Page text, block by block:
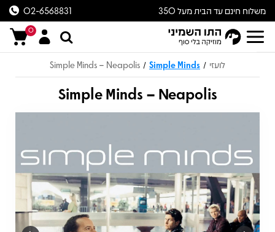
משלוח חינם עד הבית מעל 350
ש״ח
02-6568831
0
לועזי /
Simple Minds
/
Simple Minds – Neapolis
Simple Minds – Neapolis